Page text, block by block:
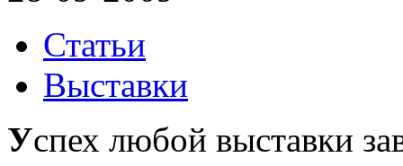
Статьи
Выставки
Успех любой выставки